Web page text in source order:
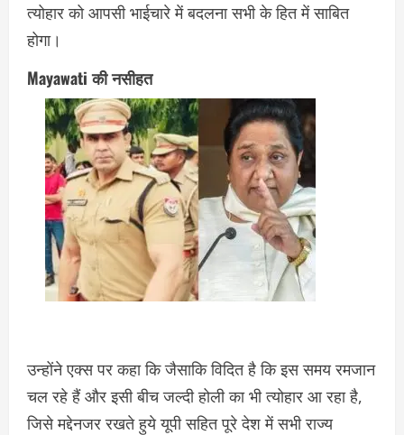
त्योहार को आपसी भाईचारे में बदलना सभी के हित में साबित
होगा।
Mayawati की नसीहत
उन्होंने एक्स पर कहा कि जैसाकि विदित है कि इस समय रमजान
चल रहे हैं और इसी बीच जल्दी होली का भी त्योहार आ रहा है,
जिसे मद्देनजर रखते हुये यूपी सहित पूरे देश में सभी राज्य